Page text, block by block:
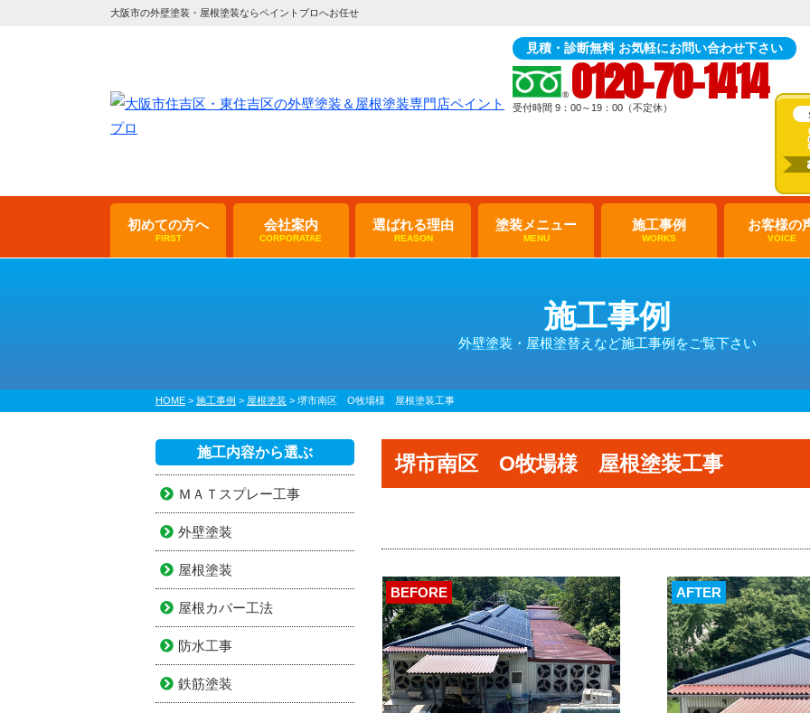
大阪市の外壁塗装・屋根塗装ならペイントプロへお任せ
見積・診断無料 お気軽にお問い合わせ下さい
0120-70-1414
受付時間 9：00～19：00（不定休）
初めての方へ
FIRST
会社案内
CORPORATAE
選ばれる理由
REASON
塗装メニュー
MENU
施工事例
WORKS
お客様の
VOICE
施工事例
外壁塗装・屋根塗替えなど施工事例をご覧下さい
HOME > 施工事例 > 屋根塗装 > 堺市南区 O牧場様 屋根塗装工事
堺市南区 O牧場様 屋根塗装工事
AFTER
BEFORE
施工内容から選ぶ
ＭＡＴスプレー工事
外壁塗装
屋根塗装
屋根カバー工法
防水工事
鉄筋塗装